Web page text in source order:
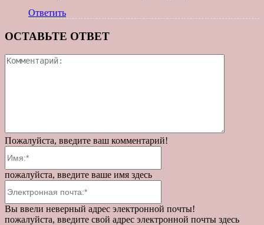
Ответить
ОСТАВЬТЕ ОТВЕТ
Пожалуйста, введите ваш комментарий!
пожалуйста, введите ваше имя здесь
Вы ввели неверный адрес электронной почты!
пожалуйста, введите свой адрес электронной почты здесь